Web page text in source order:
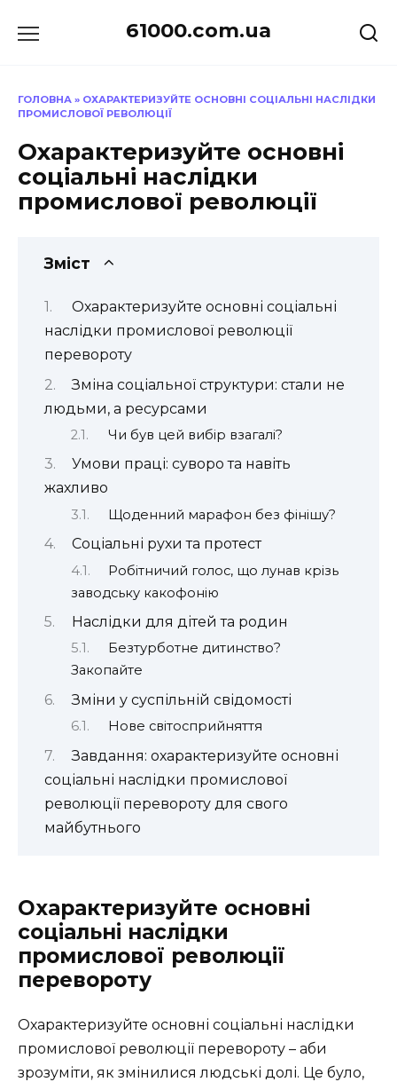
до
61000.com.ua
ГОЛОВНА » ОХАРАКТЕРИЗУЙТЕ ОСНОВНІ СОЦІАЛЬНІ НАСЛІДКИ
ПРОМИСЛОВОЇ РЕВОЛЮЦІЇ
Охарактеризуйте основні
соціальні наслідки
промислової революції
Зміст
Охарактеризуйте основні соціальні
наслідки промислової революції
перевороту
Зміна соціальної структури: стали не
людьми, а ресурсами
Чи був цей вибір взагалі?
Умови праці: суворо та навіть
жахливо
Щоденний марафон без фінішу?
Соціальні рухи та протест
Робітничий голос, що лунав крізь
заводську какофонію
Наслідки для дітей та родин
Безтурботне дитинство?
Закопайте
Зміни у суспільній свідомості
Нове світосприйняття
Завдання: охарактеризуйте основні
соціальні наслідки промислової
революції перевороту для свого
майбутнього
Охарактеризуйте основні
соціальні наслідки
промислової революції
перевороту
Охарактеризуйте основні соціальні наслідки
промислової революції перевороту – аби
зрозуміти, як змінилися людські долі. Це було,